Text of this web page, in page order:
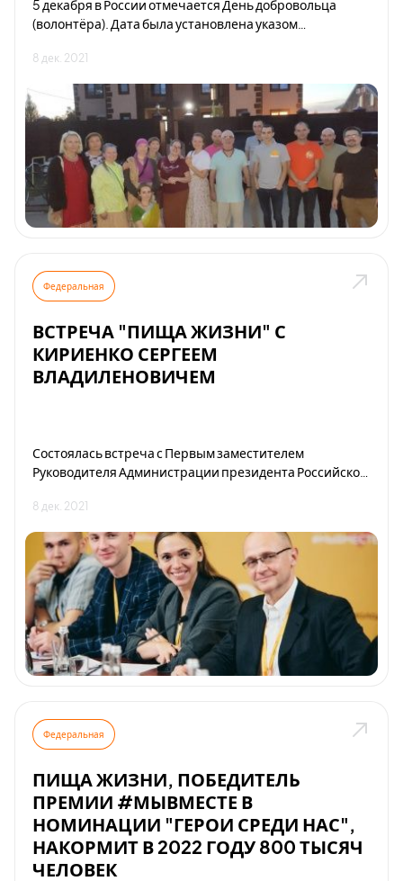
5 декабря в России отмечается День добровольца
(волонтёра). Дата была установлена указом
8 дек. 2021
Федеральная
ВСТРЕЧА "ПИЩА ЖИЗНИ" С
КИРИЕНКО СЕРГЕЕМ
ВЛАДИЛЕНОВИЧЕМ
Состоялась встреча с Первым заместителем
Руководителя Администрации президента Российской
8 дек. 2021
Федеральная
ПИЩА ЖИЗНИ, ПОБЕДИТЕЛЬ
ПРЕМИИ #МЫВМЕСТЕ В
НОМИНАЦИИ "ГЕРОИ СРЕДИ НАС",
НАКОРМИТ В 2022 ГОДУ 800 ТЫСЯЧ
ЧЕЛОВЕК